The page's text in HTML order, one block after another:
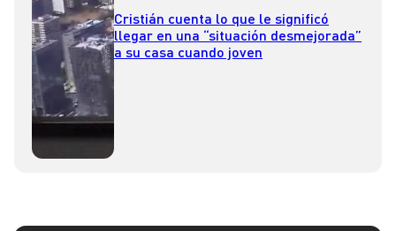
Cristián cuenta lo que le significó
llegar en una “situación desmejorada”
a su casa cuando joven